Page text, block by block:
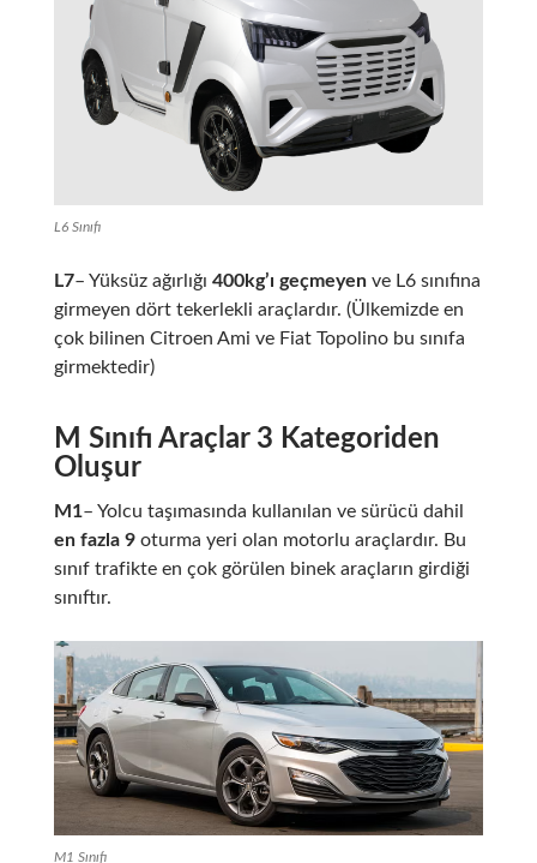
L6 Sınıfı
L7– Yüksüz ağırlığı 400kg’ı geçmeyenve L6 sınıfına
girmeyen dört tekerlekli araçlardır. (Ülkemizde en
çok bilinen Citroen Ami ve Fiat Topolino bu sınıfa
girmektedir)
M Sınıfı Araçlar 3 Kategoriden
Oluşur
M1– Yolcu taşımasında kullanılan ve sürücü dahil
en fazla 9oturma yeri olan motorlu araçlardır. Bu
sınıf trafikte en çok görülen binek araçların girdiği
sınıftır.
M1 Sınıfı